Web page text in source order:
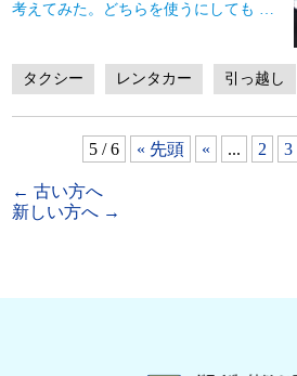
考えてみた。どちらを使うにしても …
タクシー レンタカー 引っ越し
5 / 6 « 先頭 « ... 2 3
← 古い方へ
新しい方へ →